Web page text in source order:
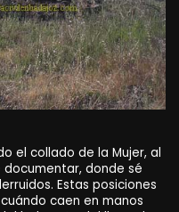
el collado de la Mujer, al
donde sé
Estas posiciones
caen en manos